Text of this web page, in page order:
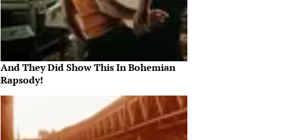
And They Did Show This In Bohemian
Rapsody!